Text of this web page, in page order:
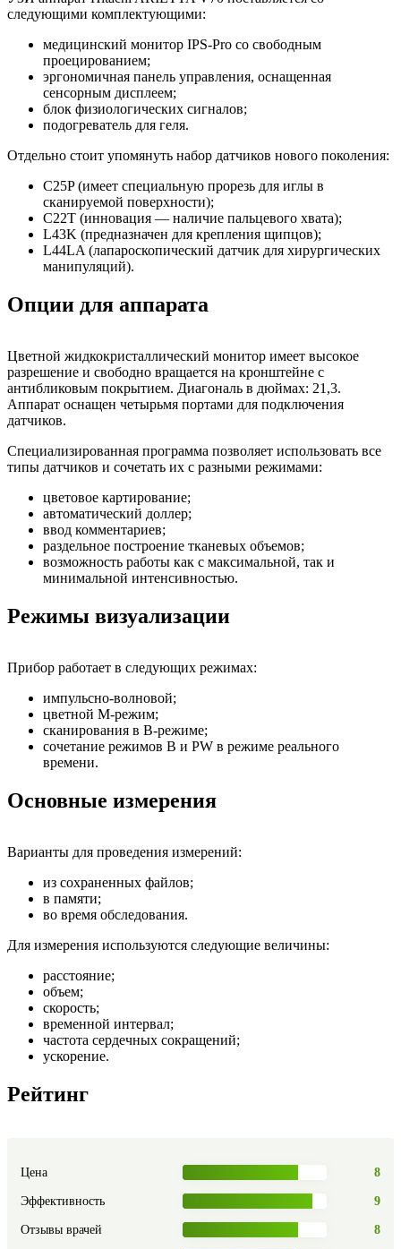
следующими комплектующими:
медицинский монитор IPS-Pro со свободным
проецированием;
эргономичная панель управления, оснащенная
сенсорным дисплеем;
блок физиологических сигналов;
подогреватель для геля.
Отдельно стоит упомянуть набор датчиков нового поколения:
C25P (имеет специальную прорезь для иглы в
сканируемой поверхности);
C22T (инновация — наличие пальцевого хвата);
L43K (предназначен для крепления щипцов);
L44LA (лапароскопический датчик для хирургических
манипуляций).
Опции для аппарата
Цветной жидкокристаллический монитор имеет высокое
разрешение и свободно вращается на кронштейне с
антибликовым покрытием. Диагональ в дюймах: 21,3.
Аппарат оснащен четырьмя портами для подключения
датчиков.
Специализированная программа позволяет использовать все
типы датчиков и сочетать их с разными режимами:
цветовое картирование;
автоматический доллер;
ввод комментариев;
раздельное построение тканевых объемов;
возможность работы как с максимальной, так и
минимальной интенсивностью.
Режимы визуализации
Прибор работает в следующих режимах:
импульсно-волновой;
цветной М-режим;
сканирования в В-режиме;
сочетание режимов B и PW в режиме реального
времени.
Основные измерения
Варианты для проведения измерений:
из сохраненных файлов;
в памяти;
во время обследования.
Для измерения используются следующие величины:
расстояние;
объем;
скорость;
временной интервал;
частота сердечных сокращений;
ускорение.
Рейтинг
Цена 8
Эффективность 9
Отзывы врачей 8